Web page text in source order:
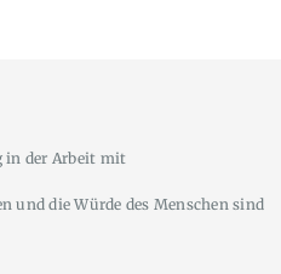
in der Arbeit mit
und die Würde des Menschen sind